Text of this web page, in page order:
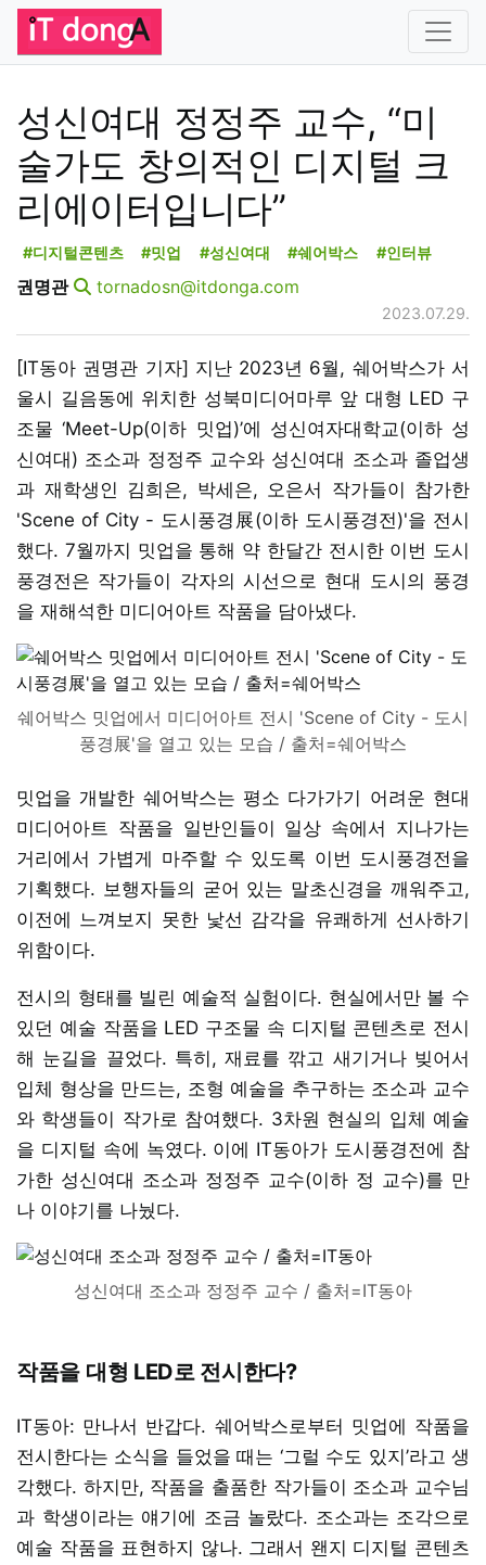
성신여대 정정주 교수, “미
술가도 창의적인 디지털 크
리에이터입니다”
#디지털콘텐츠 #밋업 #성신여대 #쉐어박스 #인터뷰
권명관 tornadosn@itdonga.com
2023.07.29.
[IT동아 권명관 기자] 지난 2023년 6월, 쉐어박스가 서
울시 길음동에 위치한 성북미디어마루 앞 대형 LED 구
조물 ‘Meet-Up(이하 밋업)’에 성신여자대학교(이하 성
신여대) 조소과 정정주 교수와 성신여대 조소과 졸업생
과 재학생인 김희은, 박세은, 오은서 작가들이 참가한
'Scene of City - 도시풍경展(이하 도시풍경전)'을 전시
했다. 7월까지 밋업을 통해 약 한달간 전시한 이번 도시
풍경전은 작가들이 각자의 시선으로 현대 도시의 풍경
을 재해석한 미디어아트 작품을 담아냈다.
쉐어박스 밋업에서 미디어아트 전시 'Scene of City - 도시
풍경展'을 열고 있는 모습 / 출처=쉐어박스
밋업을 개발한 쉐어박스는 평소 다가가기 어려운 현대
미디어아트 작품을 일반인들이 일상 속에서 지나가는
거리에서 가볍게 마주할 수 있도록 이번 도시풍경전을
기획했다. 보행자들의 굳어 있는 말초신경을 깨워주고,
이전에 느껴보지 못한 낯선 감각을 유쾌하게 선사하기
위함이다.
전시의 형태를 빌린 예술적 실험이다. 현실에서만 볼 수
있던 예술 작품을 LED 구조물 속 디지털 콘텐츠로 전시
해 눈길을 끌었다. 특히, 재료를 깎고 새기거나 빚어서
입체 형상을 만드는, 조형 예술을 추구하는 조소과 교수
와 학생들이 작가로 참여했다. 3차원 현실의 입체 예술
을 디지털 속에 녹였다. 이에 IT동아가 도시풍경전에 참
가한 성신여대 조소과 정정주 교수(이하 정 교수)를 만
나 이야기를 나눴다.
성신여대 조소과 정정주 교수 / 출처=IT동아
작품을 대형 LED로 전시한다?
IT동아: 만나서 반갑다. 쉐어박스로부터 밋업에 작품을
전시한다는 소식을 들었을 때는 ‘그럴 수도 있지’라고 생
각했다. 하지만, 작품을 출품한 작가들이 조소과 교수님
과 학생이라는 얘기에 조금 놀랐다. 조소과는 조각으로
예술 작품을 표현하지 않나. 그래서 왠지 디지털 콘텐츠